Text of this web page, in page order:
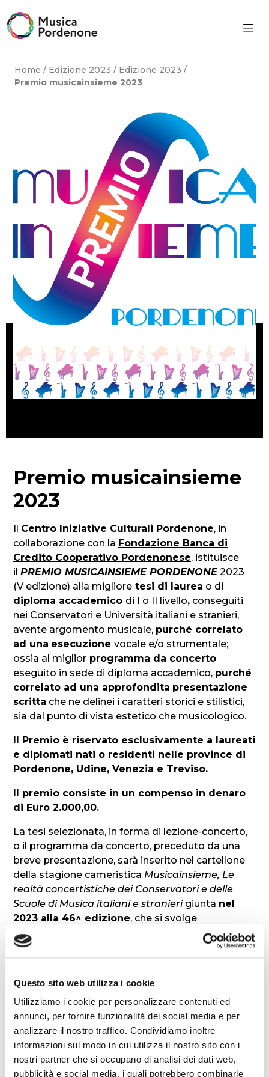
Questo sito web utilizza i cookie
Utilizziamo i cookie per personalizzare contenuti ed
annunci, per fornire funzionalità dei social media e per
analizzare il nostro traffico. Condividiamo inoltre
informazioni sul modo in cui utilizza il nostro sito con i
nostri partner che si occupano di analisi dei dati web,
pubblicità e social media, i quali potrebbero combinarle
to
content
Home / Edizione 2023 / Edizione 2023 /
Premio musicainsieme 2023
Premio musicainsieme
2023
Il Centro Iniziative Culturali Pordenone, in
collaborazione con la Fondazione Banca di
Credito Cooperativo Pordenonese, istituisce
il PREMIO MUSICAINSIEME PORDENONE 2023
(V edizione) alla migliore tesi di laurea o di
diploma accademico di I o II livello, conseguiti
nei Conservatori e Università italiani e stranieri,
avente argomento musicale, purché correlato
ad una esecuzione vocale e/o strumentale;
ossia al miglior programma da concerto
eseguito in sede di diploma accademico, purché
correlato ad una approfondita presentazione
scritta che ne delinei i caratteri storici e stilistici,
sia dal punto di vista estetico che musicologico.
Il Premio è riservato esclusivamente a laureati
e diplomati nati o residenti nelle province di
Pordenone, Udine, Venezia e Treviso.
Il premio consiste in un compenso in denaro
di Euro 2.000,00.
La tesi selezionata, in forma di lezione-concerto,
o il programma da concerto, preceduto da una
breve presentazione, sarà inserito nel cartellone
della stagione cameristica Musicainsieme, Le
realtà concertistiche dei Conservatori e delle
Scuole di Musica italiani e stranierigiunta nel
2023 alla 46^ edizione, che si svolge
normalmente nei mesi di febbraio/marzo presso
l’Auditorium Lino Zanussi della Casa Zanussi di
Pordenone, in via Concordia 7, concerti matinée
Eventuali integrazioni o variazioni al programma
della lezione -concerto dovranno essere
comunque concordate con la Direzione Artistica.
Il premio ha cadenza annuale.
I vincitori del Premio Musicainsieme non possono